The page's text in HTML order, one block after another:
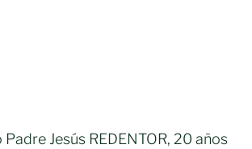
Jesús REDENTOR, 20 años